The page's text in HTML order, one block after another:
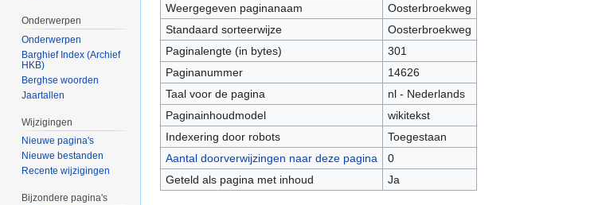
Weergegeven paginanaam
Oosterbroekweg
Standaard sorteerwijze
Oosterbroekweg
Paginalengte (in bytes)
301
Paginanummer
14626
Taal voor de pagina
nl - Nederlands
Paginainhoudmodel
wikitekst
Indexering door robots
Toegestaan
Aantal doorverwijzingen naar deze pagina
0
Geteld als pagina met inhoud
Ja
Onderwerpen
Onderwerpen
Barghief Index (Archief
HKB)
Berghse woorden
Jaartallen
Wijzigingen
Nieuwe pagina's
Nieuwe bestanden
Recente wijzigingen
Bijzondere pagina's